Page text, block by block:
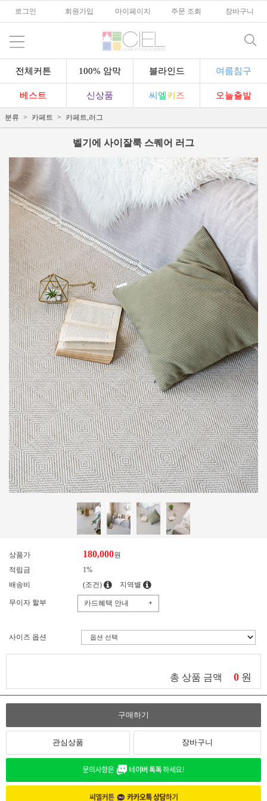
로그인 회원가입 마이페이지 주문 조회 장바구니
전체커튼 100% 암막 블라인드 여름침구
베스트 신상품 씨 엘키 즈 오늘출발
분류 카페트 카페트,러그
벨기에 사이잘룩 스퀘어 러그
상품가 180,000원
적립금
1%
배송비
(조건) 지역별
무이자 할부 카드혜택 안내 +
사이즈 옵션
총 상품 금액 0 원
구매하기
관심상품 장바구니